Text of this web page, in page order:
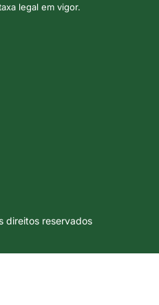
legal em vigor.
direitos reservados